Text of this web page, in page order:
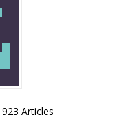
Articles